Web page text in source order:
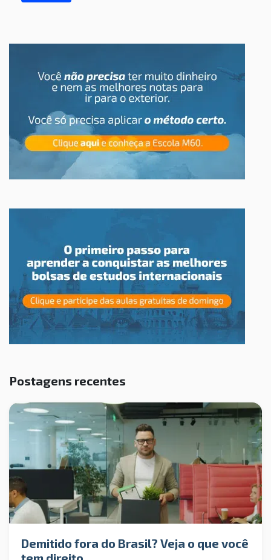
Postagens recentes
Demitido fora do Brasil? Veja o que você